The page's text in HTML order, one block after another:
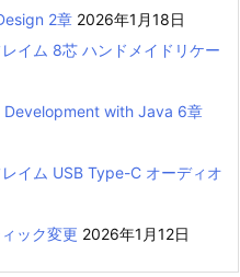
2章 2026年1月18日
イム 8芯 ハンドメイドリケー
with Java 6章
イム USB Type-C オーディオ
ック変更 2026年1月12日